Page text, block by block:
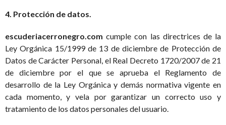
4. Protección de datos.
escuderiacerronegro.com cumple con las directrices de la
Ley Orgánica 15/1999 de 13 de diciembre de Protección de
Datos de Carácter Personal, el Real Decreto 1720/2007 de 21
de diciembre por el que se aprueba el Reglamento de
desarrollo de la Ley Orgánica y demás normativa vigente en
cada momento, y vela por garantizar un correcto uso y
tratamiento de los datos personales del usuario.